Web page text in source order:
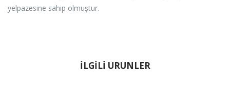
yelpazesine sahip olmuştur.
İLGİLİ ÜRÜNLER